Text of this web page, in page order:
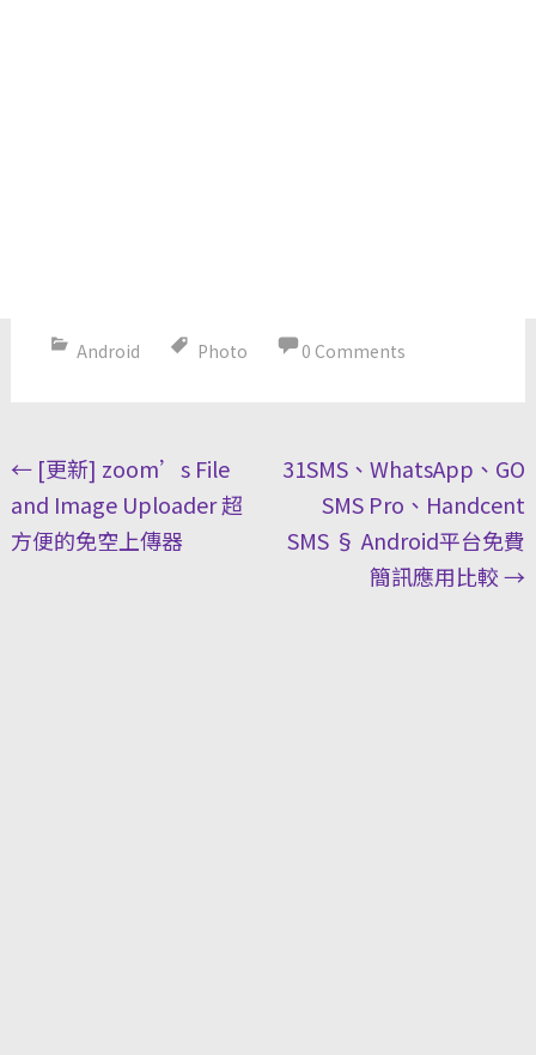
Android Photo 0 Comments
Post
navigation
←[更新] zoom’s File
and Image Uploader 超
方便的免空上傳器
31SMS、WhatsApp、GO
SMS Pro、Handcent
SMS § Android平台免費
簡訊應用比較→